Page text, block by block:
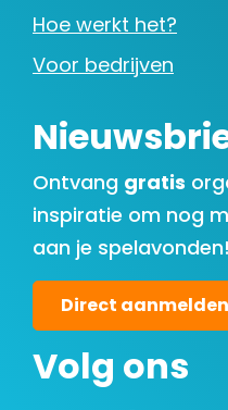
Hoe werkt het?
Voor bedrijven
Ontvang gratis
inspiratie om nog
aan je spelavonden!
Direct aanmelden
Volg ons